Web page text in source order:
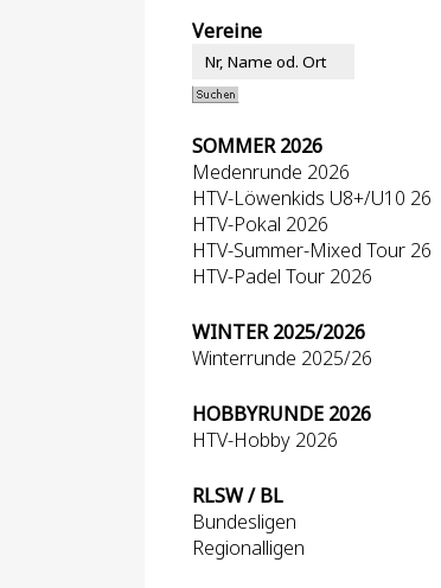
Vereine
SOMMER 2026
Medenrunde 2026
HTV-Löwenkids U8+/U10 26
HTV-Pokal 2026
HTV-Summer-Mixed Tour 26
HTV-Padel Tour 2026
WINTER 2025/2026
Winterrunde 2025/26
HOBBYRUNDE 2026
HTV-Hobby 2026
RLSW / BL
Bundesligen
Regionalligen